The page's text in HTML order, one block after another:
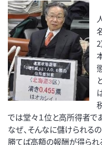
では堂々１位と高所得者で
なぜ、そんなに儲けられるの
勝てば高額の報酬が得ら